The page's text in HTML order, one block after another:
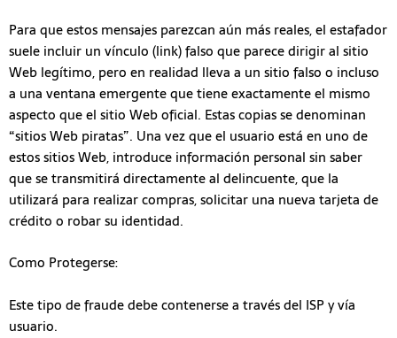
Para que estos mensajes parezcan aún más reales, el estafador
suele incluir un vínculo (link) falso que parece dirigir al sitio
Web legítimo, pero en realidad lleva a un sitio falso o incluso
a una ventana emergente que tiene exactamente el mismo
aspecto que el sitio Web oficial. Estas copias se denominan
“sitios Web piratas”. Una vez que el usuario está en uno de
estos sitios Web, introduce información personal sin saber
que se transmitirá directamente al delincuente, que la
utilizará para realizar compras, solicitar una nueva tarjeta de
crédito o robar su identidad.
Como Protegerse:
Este tipo de fraude debe contenerse a través del ISP y vía
usuario.